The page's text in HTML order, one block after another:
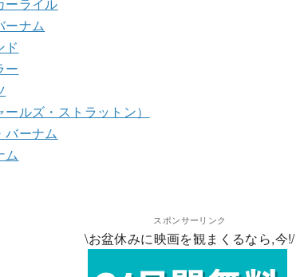
ーライル
ーナム
ド
ー
ルズ・ストラットン）
バーナム
ム
スポンサーリンク
\お盆休みに映画を観まくるなら,今!/